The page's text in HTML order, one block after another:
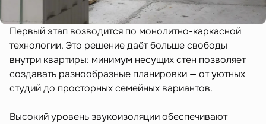
Первый этап возводится по монолитно-каркасной
технологии. Это решение даёт больше свободы
внутри квартиры: минимум несущих стен позволяет
создавать разнообразные планировки — от уютных
студий до просторных семейных вариантов.
Высокий уровень звукоизоляции обеспечивают